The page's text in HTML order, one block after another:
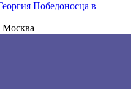
Победоносца в
Москва